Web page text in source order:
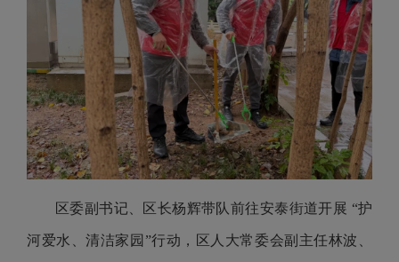
区委副书记、区长杨辉带队前往安泰街道开展 “护
河爱水、清洁家园”行动，区人大常委会副主任林波、